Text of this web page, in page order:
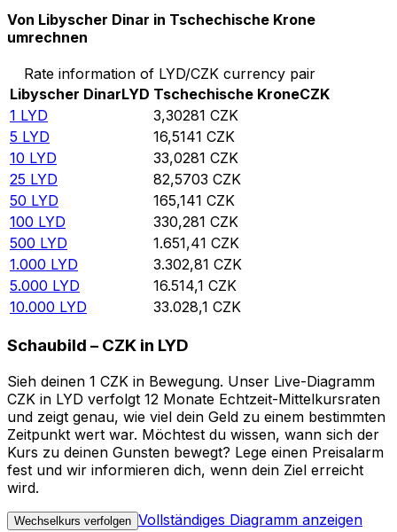
Von Libyscher Dinar in Tschechische Krone
umrechnen
Rate information of LYD/CZK currency pair
Libyscher DinarLYD Tschechische KroneCZK
1 LYD 3,30281 CZK
5 LYD 16,5141 CZK
10 LYD 33,0281 CZK
25 LYD 82,5703 CZK
50 LYD 165,141 CZK
100 LYD 330,281 CZK
500 LYD 1.651,41 CZK
1.000 LYD 3.302,81 CZK
5.000 LYD 16.514,1 CZK
10.000 LYD 33.028,1 CZK
Schaubild – CZK in LYD
Sieh deinen 1 CZK in Bewegung. Unser Live-Diagramm
CZK in LYD verfolgt 12 Monate Echtzeit-Mittelkursraten
und zeigt genau, wie viel dein Geld zu einem bestimmten
Zeitpunkt wert war. Möchtest du wissen, wann sich der
Kurs zu deinen Gunsten bewegt? Lege einen Preisalarm
fest und wir informieren dich, wenn dein Ziel erreicht
wird.
Wechselkurs verfolgen Vollständiges Diagramm anzeigen